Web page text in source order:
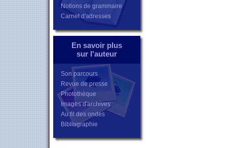
Notions de grammaire
Carnet d'adresses
En savoir plus
sur l'auteur
Son parcours
Revue de presse
Photothèque
Images d'archives
Au fil des ondes
Bibliographie